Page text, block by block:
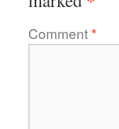
Comment*